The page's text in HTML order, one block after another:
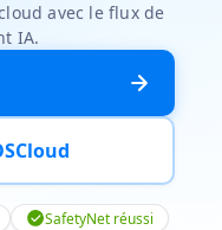
avec le flux de
IA.
SafetyNet réussi